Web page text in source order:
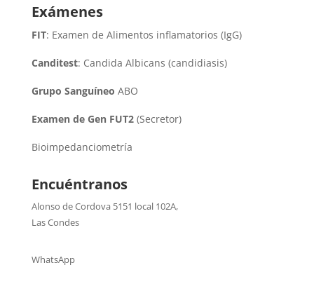
Exámenes
FIT: Examen de Alimentos inflamatorios (IgG)
Canditest: Candida Albicans (candidiasis)
Grupo Sanguíneo ABO
Examen de Gen FUT2(Secretor)
Bioimpedanciometría
Encuéntranos
Alonso de Cordova 5151 local 102A,
Las Condes
WhatsApp